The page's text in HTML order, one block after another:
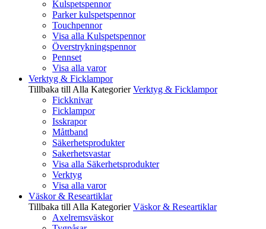
Kulspetspennor
Parker kulspetspennor
Touchpennor
Visa alla Kulspetspennor
Överstrykningspennor
Pennset
Visa alla varor
Verktyg & Ficklampor
Tillbaka till Alla Kategorier Verktyg & Ficklampor
Fickknivar
Ficklampor
Isskrapor
Måttband
Säkerhetsprodukter
Sakerhetsvastar
Visa alla Säkerhetsprodukter
Verktyg
Visa alla varor
Väskor & Researtiklar
Tillbaka till Alla Kategorier Väskor & Researtiklar
Axelremsväskor